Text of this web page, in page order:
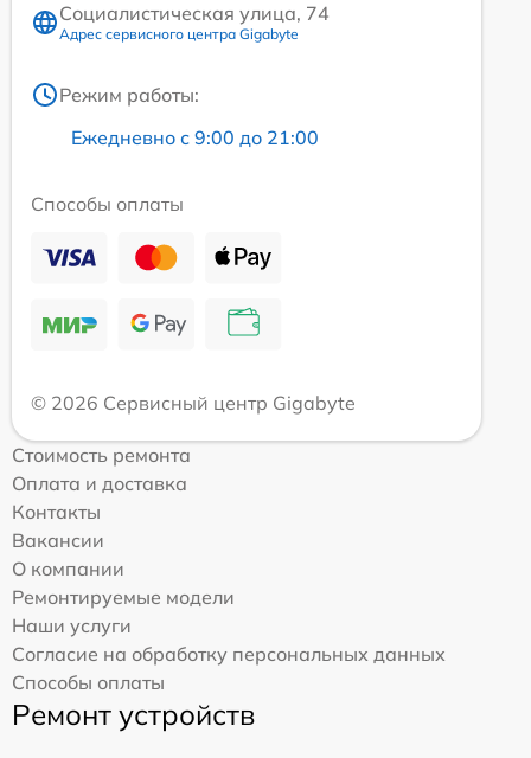
Социалистическая улица, 74
Адрес сервисного центра Gigabyte
Режим работы:
Ежедневно с 9:00 до 21:00
Способы оплаты
© 2026 Сервисный центр Gigabyte
Стоимость ремонта
Оплата и доставка
Контакты
Вакансии
О компании
Ремонтируемые модели
Наши услуги
Согласие на обработку персональных данных
Способы оплаты
Ремонт устройств